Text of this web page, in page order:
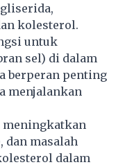
kolesterol.
untuk
sel) di dalam
berperan penting
menjalankan
meningkatkan
masalah
dalam